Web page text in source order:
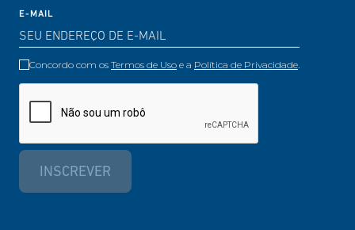
E-MAIL
Concordo com os Termos de Uso e a Política de Privacidade.
INSCREVER